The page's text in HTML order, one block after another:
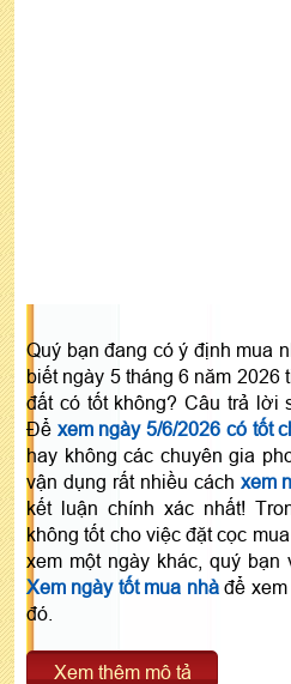
Quý bạn đang có ý định mua
biết ngày 5 tháng 6 năm 2026
đất có tốt không? Câu trả lời
Để xem ngày 5/6/2026 có tốt
hay không các chuyên gia
vận dụng rất nhiều cách xem
kết luận chính xác nhất!
không tốt cho việc đặt cọc
xem một ngày khác, quý
Xem ngày tốt mua nhàđể xem
đó.
Xem thêm mô tả